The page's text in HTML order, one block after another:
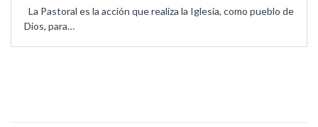
La Pastoral es la acción que realiza la Iglesia, como pueblo de
Dios, para…